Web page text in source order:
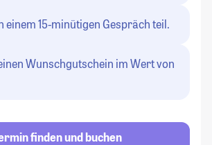
einem 15-minütigen Gespräch teil.
Wunschgutschein im Wert von
finden und buchen